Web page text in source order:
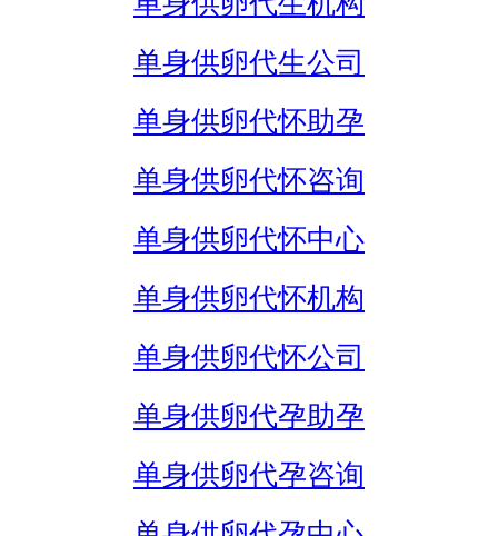
单身供卵代生公司
单身供卵代怀助孕
单身供卵代怀咨询
单身供卵代怀中心
单身供卵代怀机构
单身供卵代怀公司
单身供卵代孕助孕
单身供卵代孕咨询